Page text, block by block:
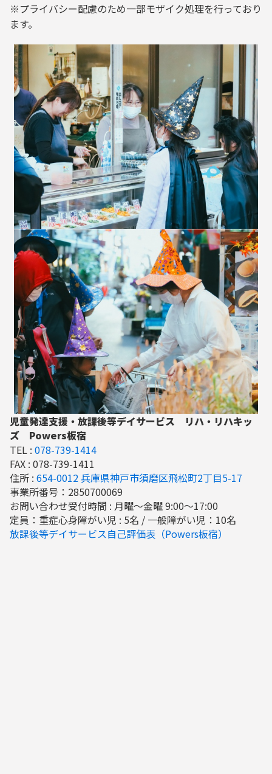
※プライバシー配慮のため一部モザイク処理を行っており
ます。
児童発達支援・放課後等デイサービス リハ・リハキッ
ズ Powers板宿
TEL : 078-739-1414
FAX : 078-739-1411
住所 : 654-0012 兵庫県神戸市須磨区飛松町2丁目5-17
事業所番号：2850700069
お問い合わせ受付時間 : 月曜～金曜 9:00～17:00
定員：重症心身障がい児 : 5名 / 一般障がい児：10名
放課後等デイサービス自己評価表（Powers板宿）